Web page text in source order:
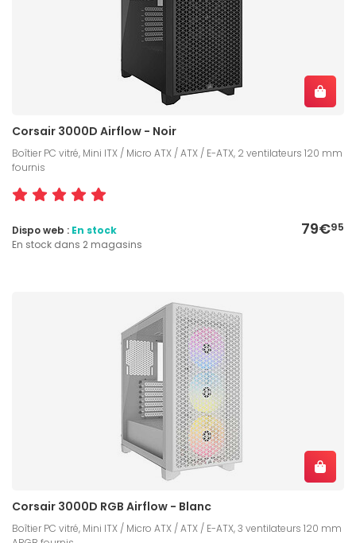
Corsair 3000D Airflow - Noir
Boîtier PC vitré, Mini ITX / Micro ATX / ATX / E-ATX, 2 ventilateurs 120 mm
fournis
79€95
Dispo web : En stock
En stock dans 2 magasins
Corsair 3000D RGB Airflow - Blanc
Boîtier PC vitré, Mini ITX / Micro ATX / ATX / E-ATX, 3 ventilateurs 120 mm